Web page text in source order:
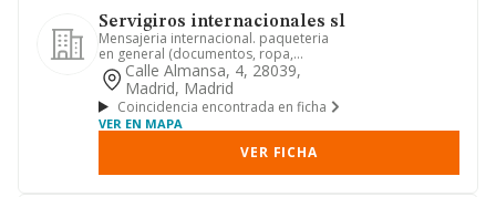
Servigiros internacionales sl
Mensajeria internacional. paqueteria
en general (documentos, ropa,
articulos de regalo y para el ho...
Calle Almansa, 4, 28039,
Madrid, Madrid
Coincidencia encontrada en ficha
VER EN MAPA
VER FICHA